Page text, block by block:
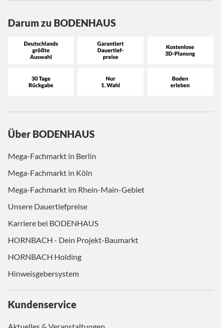
Darum zu BODENHAUS
Über BODENHAUS
Mega-Fachmarkt in Berlin
Mega-Fachmarkt in Köln
Mega-Fachmarkt im Rhein-Main-Gebiet
Unsere Dauertiefpreise
Karriere bei BODENHAUS
HORNBACH - Dein Projekt-Baumarkt
HORNBACH Holding
Hinweisgebersystem
Kundenservice